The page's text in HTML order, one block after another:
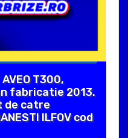
T300,
fabricatie 2013.
de catre
ILFOV cod